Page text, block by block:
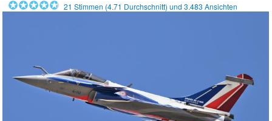
21 Stimmen (4.71 Durchschnitt) und3.483 Ansichten